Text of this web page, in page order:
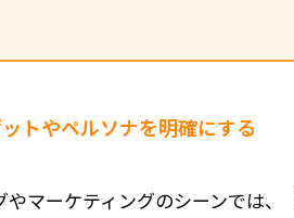
トやペルソナを明確にする
マーケティングのシーンでは、